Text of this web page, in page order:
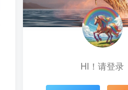
HI！请登录